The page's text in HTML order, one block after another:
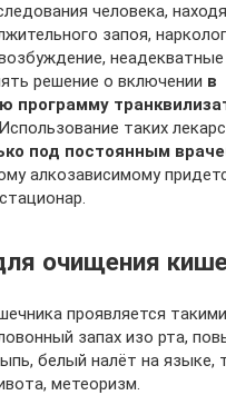
человека,
запоя,
неадекватные
решение о включении в
программу
таких
под постоянным
алкозависимому
очищения
проявляется такими
запах изо рта,
белый налёт на языке,
метеоризм.